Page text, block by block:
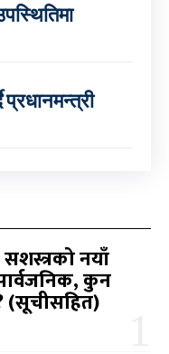
प्रधानमन्त्री
सशस्त्रको नयाँ
कुन
(सूचीसहित)